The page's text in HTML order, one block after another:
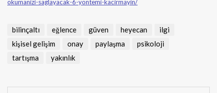
okumanizi-saglayacak-6-yontemi-kacirmayin/
bilinçaltı eğlence güven heyecan
ilgi
kişisel gelişim
onay paylaşma
psikoloji
tartışma
yakınlık